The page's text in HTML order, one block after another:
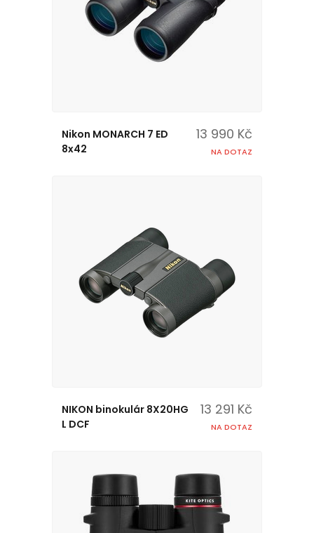
Nikon MONARCH 7 ED
8x42
13 990 Kč
NA DOTAZ
NIKON binokulár 8X20HG
L DCF
13 291 Kč
NA DOTAZ